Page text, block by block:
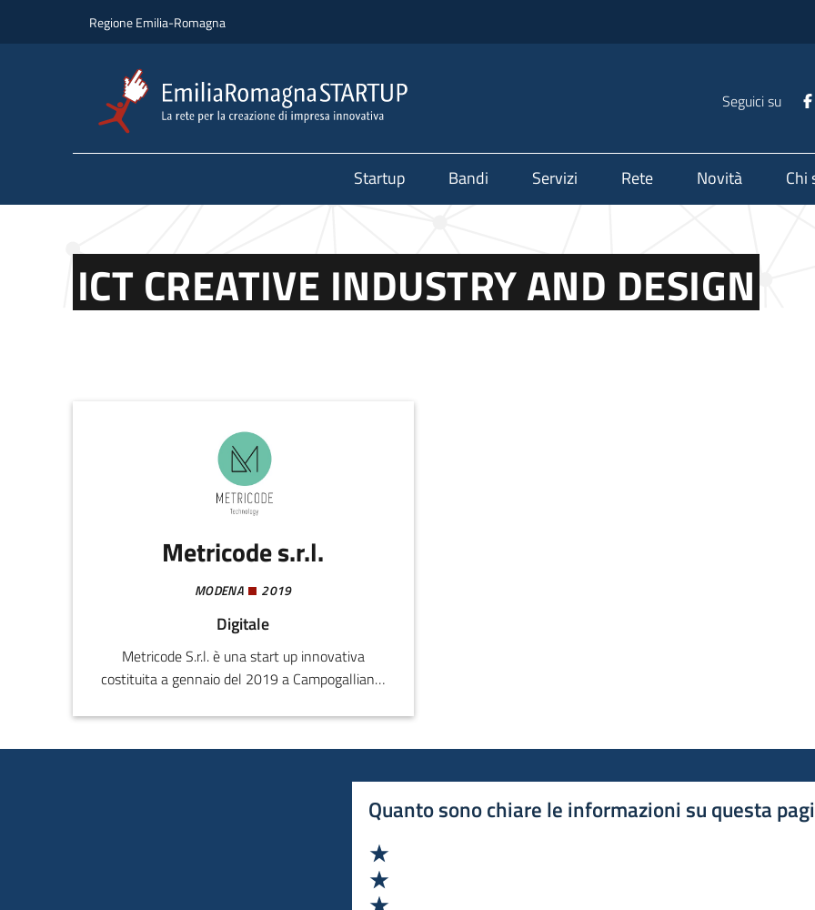
Regione Emilia-Romagna
Seguici su
Startup Bandi Servizi Rete Novità Chi
ICT CREATIVE INDUSTRY AND DESIGN
Metricode s.r.l.
MODENA 2019
Digitale
Metricode S.r.l. è una start up innovativa
costituita a gennaio del 2019 a Campogalliano,
(Internet Of Things).La business vision
dell’azienda è connessa allo sviluppo di
Quanto sono chiare le informazioni su questa